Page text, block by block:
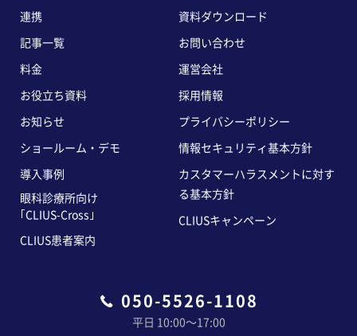
050-5526-1108
平日 10:00〜17:00
連携
記事一覧
料金
お役立ち資料
お知らせ
ショールーム・デモ
導入事例
眼科診療所向け
｢CLIUS-Cross｣
CLIUS患者案内
資料ダウンロード
お問い合わせ
運営会社
採用情報
プライバシーポリシー
情報セキュリティ基本方針
カスタマーハラスメントに対す
る基本方針
CLIUSキャンペーン